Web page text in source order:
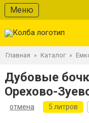
Меню
Главная » Каталог »
Дубовые
Орехово-
отмена 5 литров